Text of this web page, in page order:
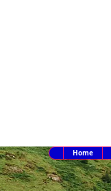
Home